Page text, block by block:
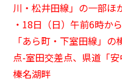
川・松井田線」の一部ほ
・18日（日）午前6時か
「あら町・下室田線」
点-室田交差点、県道「
榛名湖畔